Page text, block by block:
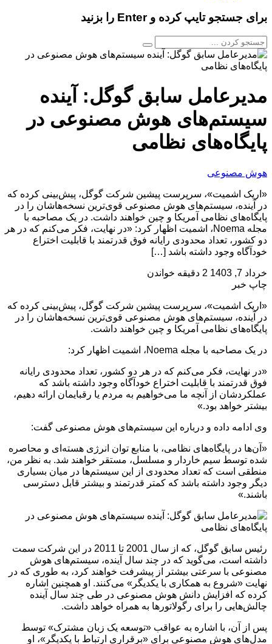
برای جستجو تایپ کرده و Enter را بزنید
مدیرعامل سابق گوگل: آینده
سیستم‌های هوش مصنوعی در
پایگاه‌های نظامی
هوش مصنوعی
«اریک اشمیت»، سرپرست پیشین شرکت گوگل، پیش‌بینی کرده که
در آینده، سیستم‌های هوش مصنوعی قوی‌ترین نسخه‌هاشان را در
پایگاه‌های نظامی آمریکا و چین خواهند داشت. در یک مصاحبه با
مجله Noema، اشمیت اظهار کرد: «در نهایت، فکر می‌کنم که در هر
دو کشور، تعداد محدودی رایانه فوق قدرتمند با قابلیت اختراع
خودآگاه وجود داشته باشد […]
خرداد 7, 1403
2 دقیقه خواندن
چاپ خبر
«اریک اشمیت»، سرپرست پیشین شرکت گوگل، پیش‌بینی کرده که
در آینده، سیستم‌های هوش مصنوعی قوی‌ترین نسخه‌هاشان را در
پایگاه‌های نظامی آمریکا و چین خواهند داشت.
در یک مصاحبه با مجله Noema، اشمیت اظهار کرد:
«در نهایت، فکر می‌کنم که در هر دو کشور، تعداد محدودی رایانه
فوق قدرتمند با قابلیت اختراع خودآگاه وجود داشته باشد که
عملکردشان از آنچه ما می‌خواهیم به مردم یا رقبایمان ارائه دهیم،
بیشتر خواهد بود.»
وی ادامه داده و درباره این سیستم‌های هوش مصنوعی گفت:
«آن‌ها در پایگاه‌های نظامی، با منابع توان انرژی هسته‌ای و محاصره
شده توسط سیم خاردار و مسلسل، مستقر خواهند شد. به نظر من،
منطقی است که تعداد محدودی از این سیستم‌ها در میان بسیاری
دیگر وجود داشته باشد که کمتر قدرتمند و بیشتر قابل دسترسی
باشند.»
رئیس سابق گوگل، که از سال 2001 تا 2011 در این شرکت سمت
داشته است، می‌گوید که در چند سال آینده، سیستم‌های هوش
مصنوعی با سرعتی بیشتر از پیشرفت خواهند کرد، به طوری که در
نهایت «شروع به همکاری با یکدیگر» می‌کنند. او همچنین اشاره
کرده که افزایش دانش هوش مصنوعی در طی چند سال آینده
چالش‌هایی را برای رگولاتورها به همراه خواهد داشت.
پس از آن، با اشاره به عواقب «توسعه یک زبان مشترک» توسط
مدل‌های هوش مصنوعی برای «برقراری ارتباط با یکدیگر»، او